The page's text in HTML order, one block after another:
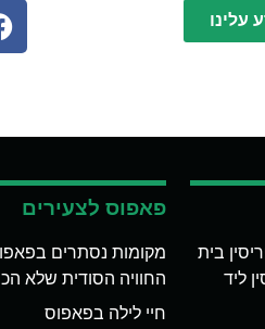
עלינו
בית
ליד
פאפוס לצעירים
מקומות נסתרים
החוויה הסודית שלא
חיי לילה בפאפוס